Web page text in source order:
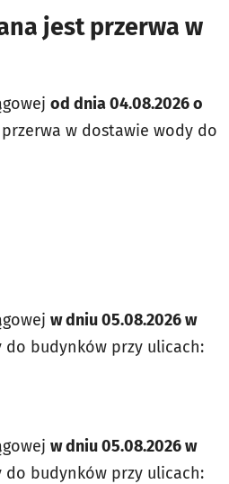
jest przerwa w
od dnia 04.08.2026 o
w dostawie wody do
w dniu 05.08.2026 w
budynków przy ulicach:
w dniu 05.08.2026 w
budynków przy ulicach: